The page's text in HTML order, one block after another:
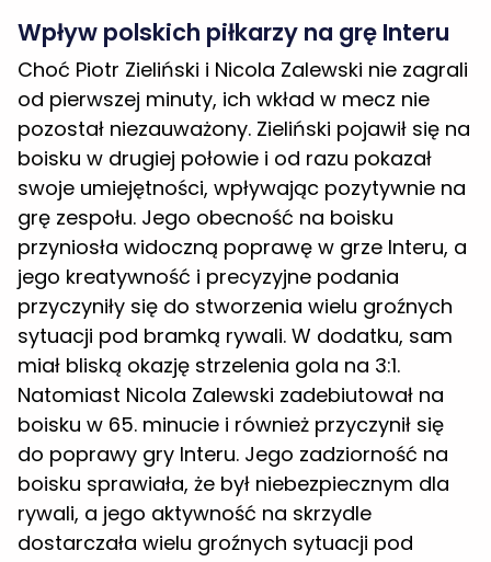
Wpływ polskich piłkarzy na grę Interu
Choć Piotr Zieliński i Nicola Zalewski nie zagrali
od pierwszej minuty, ich wkład w mecz nie
pozostał niezauważony. Zieliński pojawił się na
boisku w drugiej połowie i od razu pokazał
swoje umiejętności, wpływając pozytywnie na
grę zespołu. Jego obecność na boisku
przyniosła widoczną poprawę w grze Interu, a
jego kreatywność i precyzyjne podania
przyczyniły się do stworzenia wielu groźnych
sytuacji pod bramką rywali. W dodatku, sam
miał bliską okazję strzelenia gola na 3:1.
Natomiast Nicola Zalewski zadebiutował na
boisku w 65. minucie i również przyczynił się
do poprawy gry Interu. Jego zadziorność na
boisku sprawiała, że był niebezpiecznym dla
rywali, a jego aktywność na skrzydle
dostarczała wielu groźnych sytuacji pod